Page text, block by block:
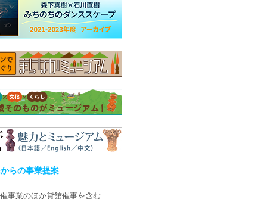
らの事業提案
事業のほか貸館催事を含む